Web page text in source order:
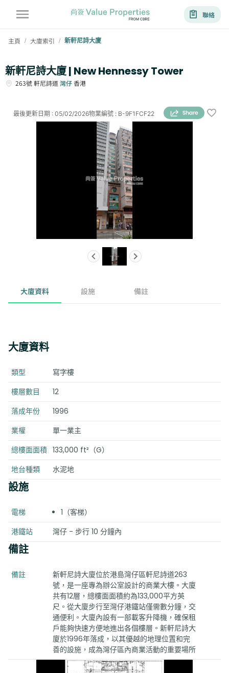
聯絡
主頁 / 大廈索引 / 新軒尼詩大廈
新軒尼詩大廈 | New Hennessy Tower
263號軒尼詩道灣仔香港
物業編號 : B-9F1FCF22
最後更新日期 : 05/02/2026
大廈資料 設施 備註
大廈資料
類型
寫字樓
樓層數目
12
落成年份
1996
業權
單一業主
總樓面面積 133,000 ft²（G）
地台種類
水泥地
設施
電梯
1（客梯）
港鐵站
灣仔 - 步行 10 分鐘內
備註
備註
新軒尼詩大廈位於港島灣仔區軒尼詩道263
號，是一座專為辦公室設計的商業大樓。大廈
共有12層，總樓面面積約為133,000平方英
尺。從大廈步行至灣仔港鐵站僅需數分鐘，交
通便利。大廈內設有一部載客升降機，確保租
戶能夠快速方便地進出各個樓層。新軒尼詩大
廈於1996年落成，以其優越的地理位置和完
善的設施，成為灣仔區內商業活動的重要場所